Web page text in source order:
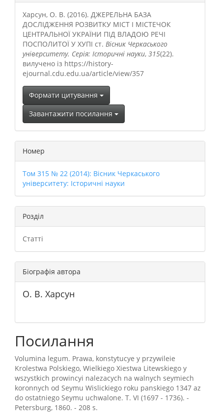
Харсун, О. В. (2016). ДЖЕРЕЛЬНА БАЗА
ДОСЛІДЖЕННЯ РОЗВИТКУ МІСТ І МІСТЕЧОК
ЦЕНТРАЛЬНОЇ УКРАЇНИ ПІД ВЛАДОЮ РЕЧІ
ПОСПОЛИТОЇ У ХУПІ ст. Вісник Черкаського
університету. Серія: Історичні науки, 315(22).
вилучено із https://history-
ejournal.cdu.edu.ua/article/view/357
Формати цитування
Завантажити посилання
Номер
Том 315 № 22 (2014): Вісник Черкаського
університету: Історичні науки
Розділ
Статті
Біографія автора
О. В. Харсун
Посилання
Volumina legum. Prawa, konstytucye y przywileie
Krolestwa Polskiego, Wielkiego Xiestwa Litewskiego y
wszystkich prowincyi nalezacych na walnych seymiech
koronnych od Seymu Wislickiego roku panskiego 1347 az
do ostatniego Seymu uchwalone. T. VI (1697 - 1736). -
Petersburg, 1860. - 208 s.